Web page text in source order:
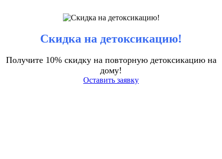
Скидка на детоксикацию!
Получите 10% скидку на повторную детоксикацию на
дому!
Оставить заявку